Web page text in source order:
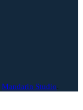
Mandarin Studio